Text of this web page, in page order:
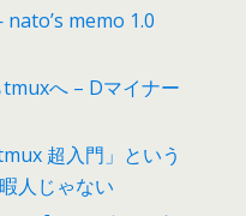
memo 1.0
へ – Dマイナー
超入門」という
人じゃない